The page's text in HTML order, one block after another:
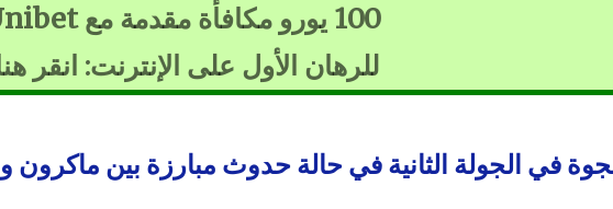
100 يورو مكافأة مقدمة مع Unibet
للرهان الأول على الإنترنت: انقر
في الجولة الثانية في حالة حدوث مبارزة بين ماكرون